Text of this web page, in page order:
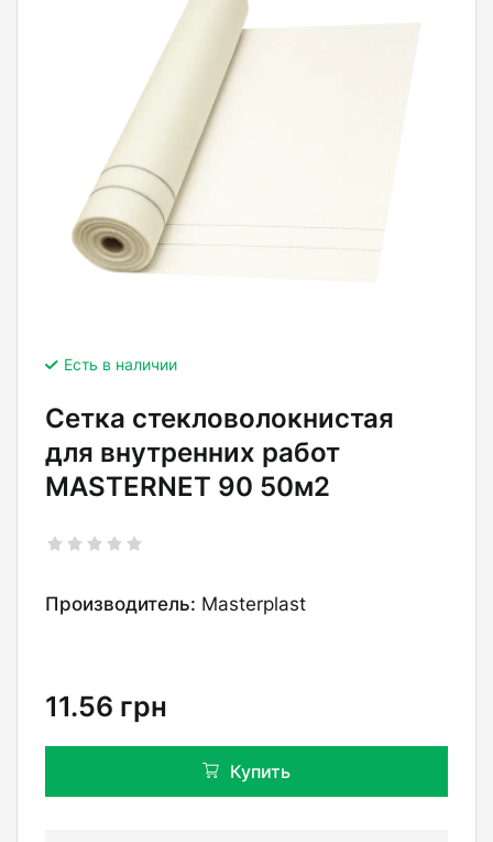
Есть в наличии
Сетка стекловолокнистая
для внутренних работ
MASTERNET 90 50м2
Производитель: Masterplast
11.56 грн
Купить